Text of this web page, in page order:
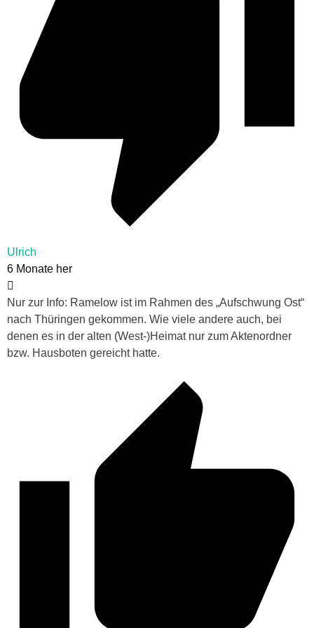
Ulrich
6 Monate her
Nur zur Info: Ramelow ist im Rahmen des „Aufschwung Ost“
nach Thüringen gekommen. Wie viele andere auch, bei
denen es in der alten (West-)Heimat nur zum Aktenordner
bzw. Hausboten gereicht hatte.